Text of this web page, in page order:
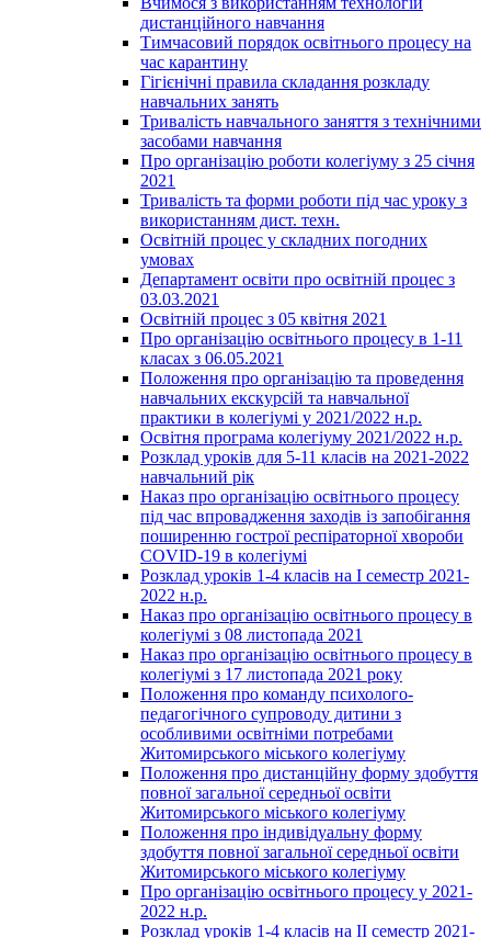
дистанційного навчання
Тимчасовий порядок освітнього процесу на
час карантину
Гігієнічні правила складання розкладу
навчальних занять
Тривалість навчального заняття з технічними
засобами навчання
Про організацію роботи колегіуму з 25 січня
2021
Тривалість та форми роботи під час уроку з
використанням дист. техн.
Освітній процес у складних погодних
умовах
Департамент освіти про освітній процес з
03.03.2021
Освітній процес з 05 квітня 2021
Про організацію освітнього процесу в 1-11
класах з 06.05.2021
Положення про організацію та проведення
навчальних екскурсій та навчальної
практики в колегіумі у 2021/2022 н.р.
Освітня програма колегіуму 2021/2022 н.р.
Розклад уроків для 5-11 класів на 2021-2022
навчальний рік
Наказ про організацію освітнього процесу
під час впровадження заходів із запобігання
поширенню гострої респіраторної хвороби
COVID-19 в колегіумі
Розклад уроків 1-4 класів на І семестр 2021-
2022 н.р.
Наказ про організацію освітнього процесу в
колегіумі з 08 листопада 2021
Наказ про організацію освітнього процесу в
колегіумі з 17 листопада 2021 року
Положення про команду психолого-
педагогічного супроводу дитини з
особливими освітніми потребами
Житомирського міського колегіуму
Положення про дистанційну форму здобуття
повної загальної середньої освіти
Житомирського міського колегіуму
Положення про індивідуальну форму
здобуття повної загальної середньої освіти
Житомирського міського колегіуму
Про організацію освітнього процесу у 2021-
2022 н.р.
Розклад уроків 1-4 класів на ІІ семестр 2021-